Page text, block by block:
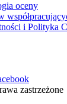
oceny
i Polityka
zastrzeżone